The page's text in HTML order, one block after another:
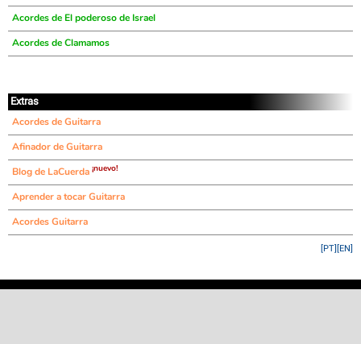
Acordes de El poderoso de Israel
Acordes de Clamamos
Extras
Acordes de Guitarra
Afinador de Guitarra
Blog de LaCuerda ¡nuevo!
Aprender a tocar Guitarra
Acordes Guitarra
[EN]
[PT]